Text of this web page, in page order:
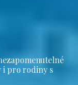
i pro rodiny s